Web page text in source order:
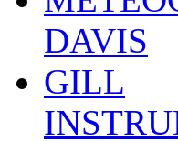
DAVIS
GILL